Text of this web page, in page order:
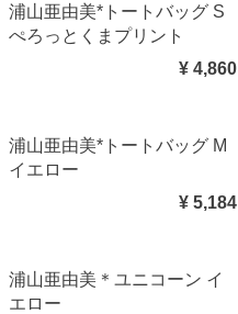
浦山亜由美*トートバッグ S
ぺろっとくまプリント
¥ 4,860
浦山亜由美*トートバッグ M
イエロー
¥ 5,184
浦山亜由美＊ユニコーン イ
エロー